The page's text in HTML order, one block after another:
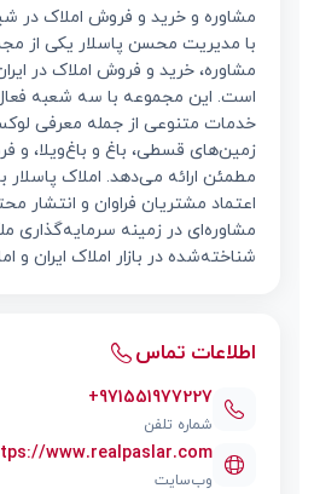
مشاوره و خرید و فروش املاک در
با مدیریت محسن پاسلار یکی از
مشاوره، خرید و فروش املاک در
است. این مجموعه با سه شعبه فعال
خدمات متنوعی از جمله معرفی
زمین‌های قسطی، باغ و باغ‌ویلا، و
مطمئن ارائه می‌دهد. املاک پاسلار
اعتماد مشتریان فراوان و انتشار
مشاوره‌ای در زمینه سرمایه‌گذاری
شناخته‌شده در بازار املاک ایران
اطلاعات تماس
+971551977227
شماره تلفن
www.realpaslar.com
وب‌سایت